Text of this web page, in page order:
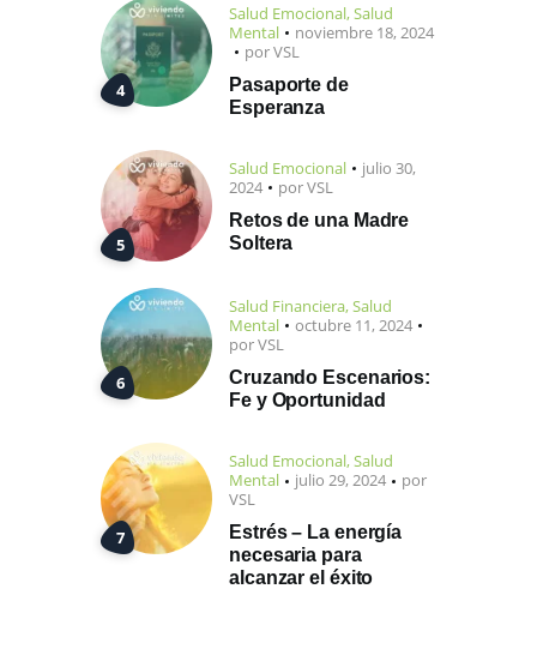
Salud Emocional,Salud
Mental
noviembre 18, 2024
porVSL
Pasaporte de
Esperanza
Salud Emocional
julio 30,
2024
porVSL
Retos de una Madre
Soltera
Salud Financiera,Salud
Mental
octubre 11, 2024
porVSL
Cruzando Escenarios:
Fe y Oportunidad
Salud Emocional,Salud
Mental
julio 29, 2024
por
VSL
Estrés – La energía
necesaria para
alcanzar el éxito